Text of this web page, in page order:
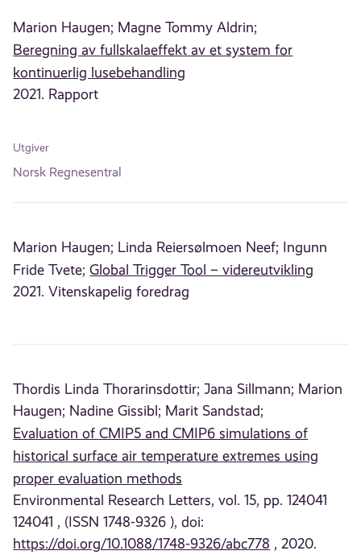
Marion Haugen; Magne Tommy Aldrin;
Beregning av fullskalaeffekt av et system for
kontinuerlig lusebehandling
2021. Rapport
Utgiver
Norsk Regnesentral
Marion Haugen; Linda Reiersølmoen Neef; Ingunn
Fride Tvete; Global Trigger Tool – videreutvikling
2021. Vitenskapelig foredrag
Thordis Linda Thorarinsdottir; Jana Sillmann; Marion
Haugen; Nadine Gissibl; Marit Sandstad;
Evaluation of CMIP5 and CMIP6 simulations of
historical surface air temperature extremes using
proper evaluation methods
Environmental Research Letters, vol. 15, pp. 124041
124041 , (ISSN 1748-9326 ), doi:
https://doi.org/10.1088/1748-9326/abc778 , 2020.